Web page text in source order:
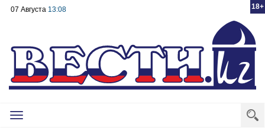
18+
07 Августа 13:08
Toggle